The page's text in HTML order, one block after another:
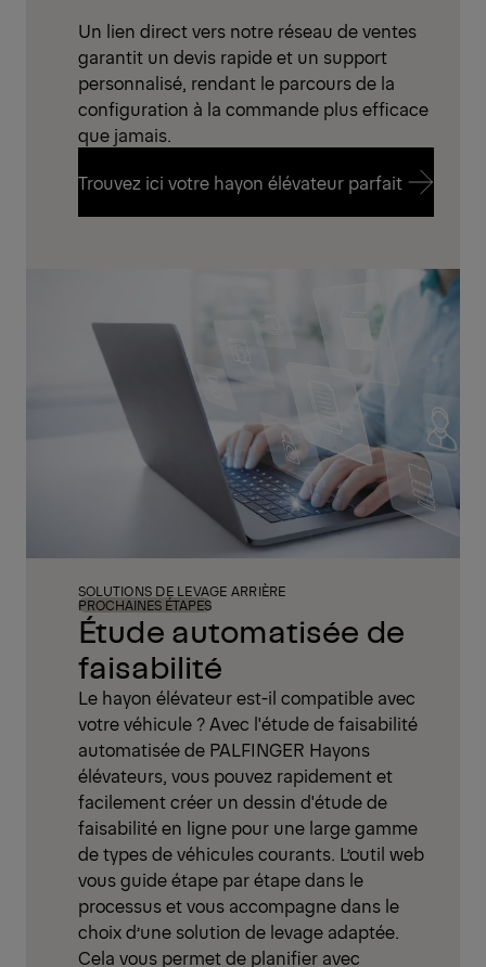
Un lien direct vers notre réseau de ventes
garantit un devis rapide et un support
personnalisé, rendant le parcours de la
configuration à la commande plus efficace
que jamais.
Trouvez ici votre hayon élévateur parfait
Étude automatisée de
faisabilité
SOLUTIONS DE LEVAGE ARRIÈRE
PROCHAINES ÉTAPES
Le hayon élévateur est-il compatible avec
votre véhicule ? Avec l'étude de faisabilité
automatisée de PALFINGER Hayons
élévateurs, vous pouvez rapidement et
facilement créer un dessin d'étude de
faisabilité en ligne pour une large gamme
de types de véhicules courants. L’outil web
vous guide étape par étape dans le
processus et vous accompagne dans le
choix d’une solution de levage adaptée.
Cela vous permet de planifier avec